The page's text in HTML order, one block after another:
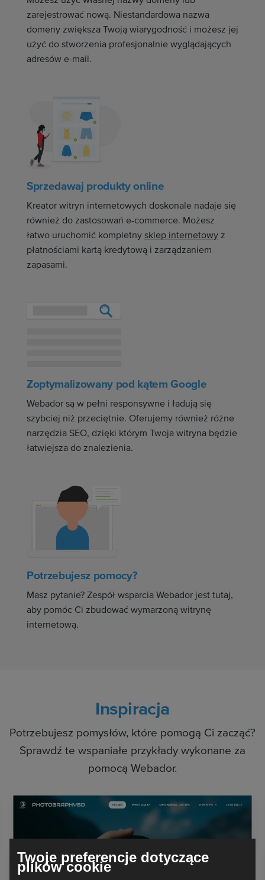
zarejestrować nową. Niestandardowa nazwa
domeny zwiększa Twoją wiarygodność i możesz jej
użyć do stworzenia profesjonalnie wyglądających
adresów e-mail.
Sprzedawaj produkty online
Kreator witryn internetowych doskonale nadaje się
również do zastosowań e-commerce. Możesz
łatwo uruchomić kompletny sklep internetowy z
płatnościami kartą kredytową i zarządzaniem
zapasami.
Zoptymalizowany pod kątem Google
Webador są w pełni responsywne i ładują się
szybciej niż przeciętnie. Oferujemy również różne
narzędzia SEO, dzięki którym Twoja witryna będzie
łatwiejsza do znalezienia.
Potrzebujesz pomocy?
Masz pytanie? Zespół wsparcia Webador jest tutaj,
aby pomóc Ci zbudować wymarzoną witrynę
internetową.
Inspiracja
Potrzebujesz pomysłów, które pomogą Ci zacząć?
Sprawdź te wspaniałe przykłady wykonane za
pomocą Webador.
Twoje preferencje dotyczące
plików cookie